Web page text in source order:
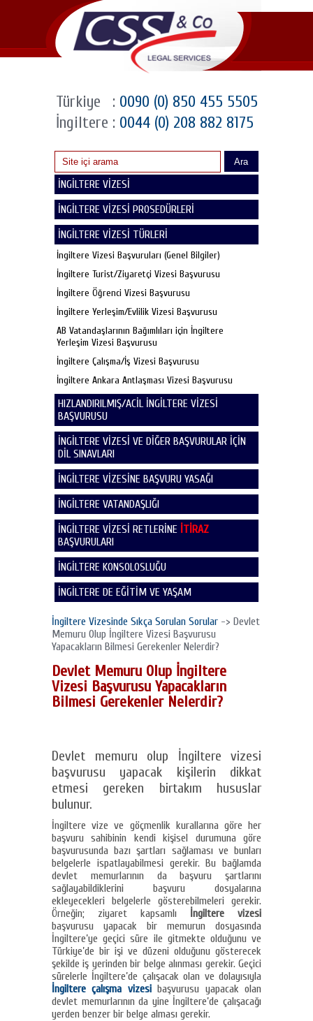
Türkiye : 0090 (0) 850 455 5505
İngiltere : 0044 (0) 208 882 8175
Ara
İNGİLTERE VİZESİ
İNGİLTERE VİZESİ PROSEDÜRLERİ
İNGİLTERE VİZESİ TÜRLERİ
İngiltere Vizesi Başvuruları (Genel Bilgiler)
İngiltere Turist/Ziyaretçi Vizesi Başvurusu
İngiltere Öğrenci Vizesi Başvurusu
İngiltere Yerleşim/Evlilik Vizesi Başvurusu
AB Vatandaşlarının Bağımlıları için İngiltere
Yerleşim Vizesi Başvurusu
İngiltere Çalışma/İş Vizesi Başvurusu
İngiltere Ankara Antlaşması Vizesi Başvurusu
HIZLANDIRILMIŞ/ACİL İNGİLTERE VİZESİ
BAŞVURUSU
İNGİLTERE VİZESİ VE DİĞER BAŞVURULAR İÇİN
DİL SINAVLARI
İNGİLTERE VİZESİNE BAŞVURU YASAĞI
İNGİLTERE VATANDAŞLIĞI
İNGİLTERE VİZESİ RETLERİNE İTİRAZ
BAŞVURULARI
İNGİLTERE KONSOLOSLUĞU
İNGİLTERE DE EĞİTİM VE YAŞAM
İngiltere Vizesinde Sıkça Sorulan Sorular -> Devlet
Memuru Olup İngiltere Vizesi Başvurusu
Yapacakların Bilmesi Gerekenler Nelerdir?
Devlet Memuru Olup İngiltere
Vizesi Başvurusu Yapacakların
Bilmesi Gerekenler Nelerdir?
Devlet memuru olup İngiltere vizesi
başvurusu yapacak kişilerin dikkat
etmesi gereken birtakım hususlar
bulunur.
İngiltere vize ve göçmenlik kurallarına göre her
başvuru sahibinin kendi kişisel durumuna göre
başvurusunda bazı şartları sağlaması ve bunları
belgelerle ispatlayabilmesi gerekir. Bu bağlamda
devlet memurlarının da başvuru şartlarını
sağlayabildiklerini başvuru dosyalarına
ekleyecekleri belgelerle gösterebilmeleri gerekir.
Örneğin; ziyaret kapsamlı
İngiltere vizesi
başvurusu yapacak bir memurun dosyasında
İngiltere’ye geçici süre ile gitmekte olduğunu ve
Türkiye’de bir işi ve düzeni olduğunu gösterecek
şekilde iş yerinden bir belge alınması gerekir. Geçici
sürelerle İngiltere’de çalışacak olan ve dolayısıyla
İngiltere çalışma vizesibaşvurusu yapacak olan
devlet memurlarının da yine İngiltere’de çalışacağı
yerden benzer bir belge alması gerekir.